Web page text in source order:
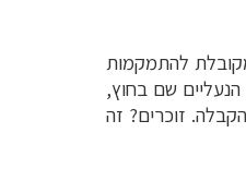
להתמקמות
שם בחוץ,
זוכרים? זה